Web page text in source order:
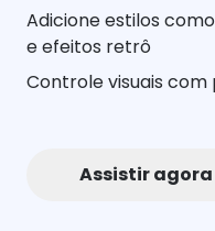
Adicione estilos
e efeitos retrô
Controle visuais
Assistir agora